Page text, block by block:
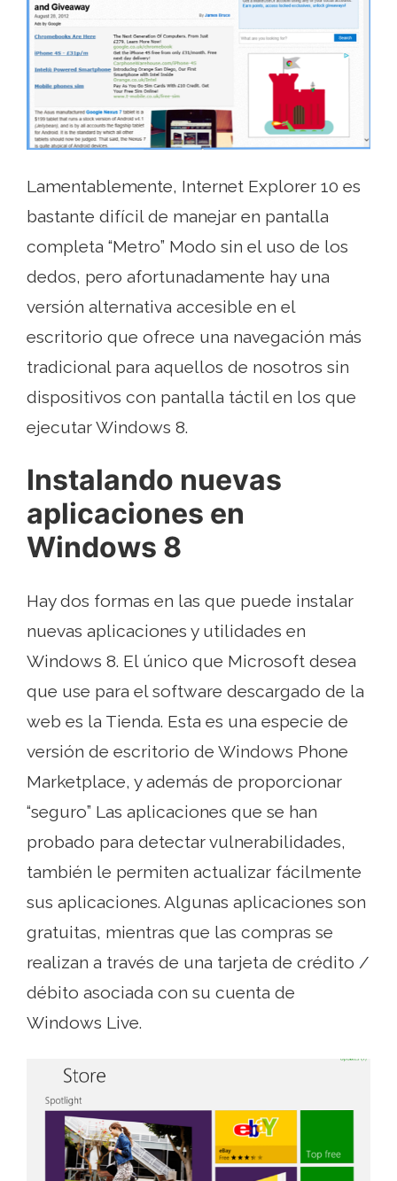
Lamentablemente, Internet Explorer 10 es
bastante difícil de manejar en pantalla
completa “Metro” Modo sin el uso de los
dedos, pero afortunadamente hay una
versión alternativa accesible en el
escritorio que ofrece una navegación más
tradicional para aquellos de nosotros sin
dispositivos con pantalla táctil en los que
ejecutar Windows 8.
Instalando nuevas
aplicaciones en
Windows 8
Hay dos formas en las que puede instalar
nuevas aplicaciones y utilidades en
Windows 8. El único que Microsoft desea
que use para el software descargado de la
web es la Tienda. Esta es una especie de
versión de escritorio de Windows Phone
Marketplace, y además de proporcionar
“seguro” Las aplicaciones que se han
probado para detectar vulnerabilidades,
también le permiten actualizar fácilmente
sus aplicaciones. Algunas aplicaciones son
gratuitas, mientras que las compras se
realizan a través de una tarjeta de crédito /
débito asociada con su cuenta de
Windows Live.